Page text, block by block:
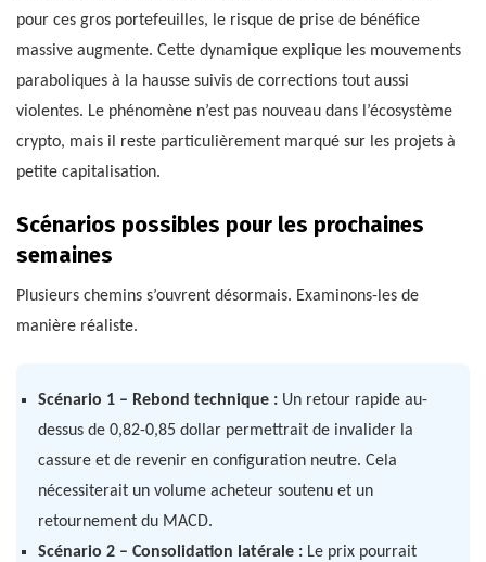
pour ces gros portefeuilles, le risque de prise de bénéfice
massive augmente. Cette dynamique explique les mouvements
paraboliques à la hausse suivis de corrections tout aussi
violentes. Le phénomène n’est pas nouveau dans l’écosystème
crypto, mais il reste particulièrement marqué sur les projets à
petite capitalisation.
Scénarios possibles pour les prochaines
semaines
Plusieurs chemins s’ouvrent désormais. Examinons-les de
manière réaliste.
Scénario 1 – Rebond technique : Un retour rapide au-
dessus de 0,82-0,85 dollar permettrait de invalider la
cassure et de revenir en configuration neutre. Cela
nécessiterait un volume acheteur soutenu et un
retournement du MACD.
Scénario 2 – Consolidation latérale : Le prix pourrait